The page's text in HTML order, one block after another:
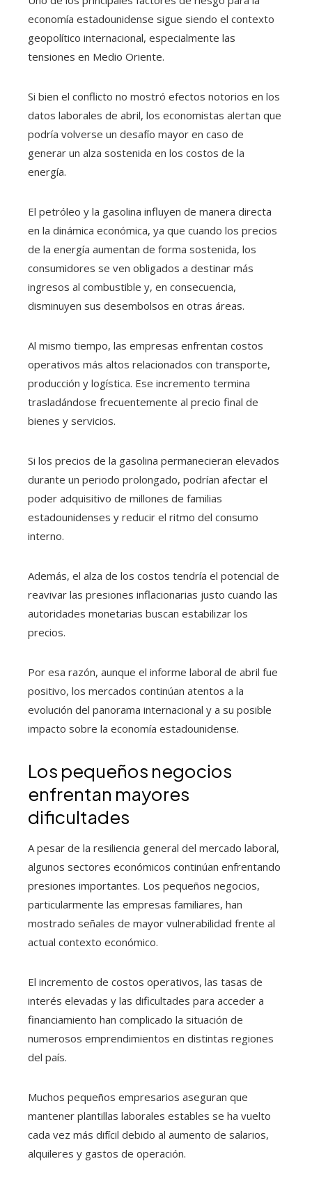
economía estadounidense sigue siendo el contexto
geopolítico internacional, especialmente las
tensiones en Medio Oriente.
Si bien el conflicto no mostró efectos notorios en los
datos laborales de abril, los economistas alertan que
podría volverse un desafío mayor en caso de
generar un alza sostenida en los costos de la
energía.
El petróleo y la gasolina influyen de manera directa
en la dinámica económica, ya que cuando los precios
de la energía aumentan de forma sostenida, los
consumidores se ven obligados a destinar más
ingresos al combustible y, en consecuencia,
disminuyen sus desembolsos en otras áreas.
Al mismo tiempo, las empresas enfrentan costos
operativos más altos relacionados con transporte,
producción y logística. Ese incremento termina
trasladándose frecuentemente al precio final de
bienes y servicios.
Si los precios de la gasolina permanecieran elevados
durante un periodo prolongado, podrían afectar el
poder adquisitivo de millones de familias
estadounidenses y reducir el ritmo del consumo
interno.
Además, el alza de los costos tendría el potencial de
reavivar las presiones inflacionarias justo cuando las
autoridades monetarias buscan estabilizar los
precios.
Por esa razón, aunque el informe laboral de abril fue
positivo, los mercados continúan atentos a la
evolución del panorama internacional y a su posible
impacto sobre la economía estadounidense.
Los pequeños negocios
enfrentan mayores
dificultades
A pesar de la resiliencia general del mercado laboral,
algunos sectores económicos continúan enfrentando
presiones importantes. Los pequeños negocios,
particularmente las empresas familiares, han
mostrado señales de mayor vulnerabilidad frente al
actual contexto económico.
El incremento de costos operativos, las tasas de
interés elevadas y las dificultades para acceder a
financiamiento han complicado la situación de
numerosos emprendimientos en distintas regiones
del país.
Muchos pequeños empresarios aseguran que
mantener plantillas laborales estables se ha vuelto
cada vez más difícil debido al aumento de salarios,
alquileres y gastos de operación.